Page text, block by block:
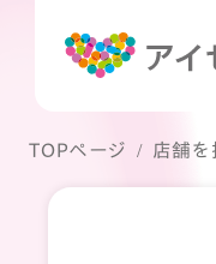
TOPページ 店舗を